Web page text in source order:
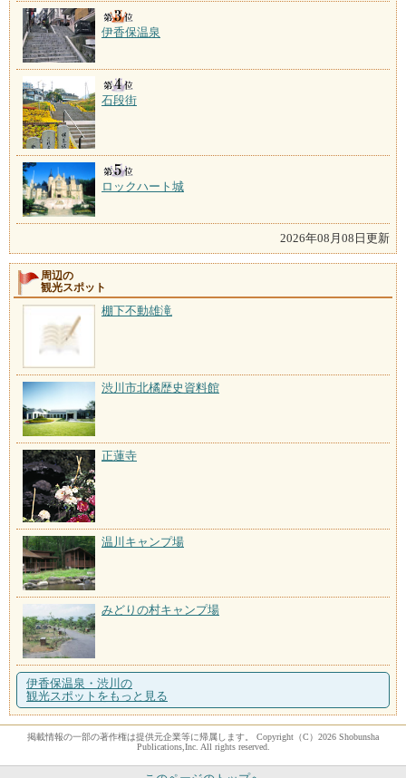
伊香保温泉
石段街
ロックハート城
2026年08月08日更新
周辺の
観光スポット
棚下不動雄滝
渋川市北橘歴史資料館
正蓮寺
温川キャンプ場
みどりの村キャンプ場
伊香保温泉・渋川の
観光スポットをもっと見る
掲載情報の一部の著作権は提供元企業等に帰属します。 Copyright（C）2026 Shobunsha
Publications,Inc. All rights reserved.